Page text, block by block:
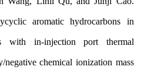
aromatic hydrocarbons in
with in-injection port thermal
negative chemical ionization mass